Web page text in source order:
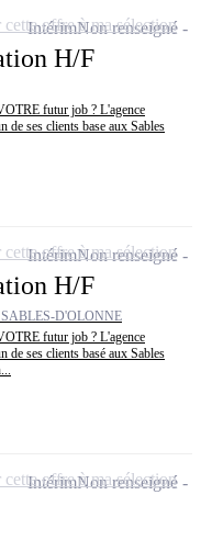
H/F
futur job ? L'agence
de ses clients base aux Sables
IntérimNon renseigné
offre à ma sélection
H/F
D'OLONNE
futur job ? L'agence
de ses clients basé aux Sables
IntérimNon renseigné
offre à ma sélection
IntérimNon renseigné
offre à ma sélection